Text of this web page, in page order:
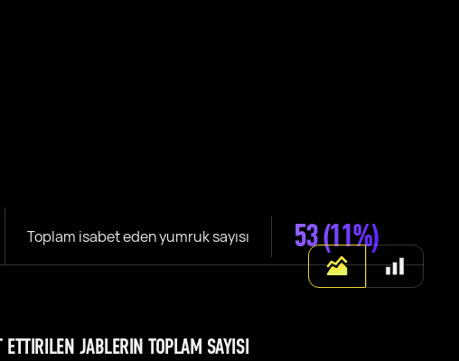
Toplam isabet eden yumruk sayısı 53(11%)
JABLERIN TOPLAM SAYISI